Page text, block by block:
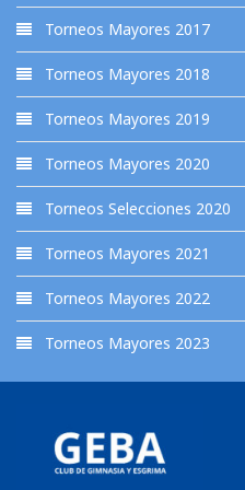
Torneos Mayores 2017
Torneos Mayores 2018
Torneos Mayores 2019
Torneos Mayores 2020
Torneos Selecciones 2020
Torneos Mayores 2021
Torneos Mayores 2022
Torneos Mayores 2023